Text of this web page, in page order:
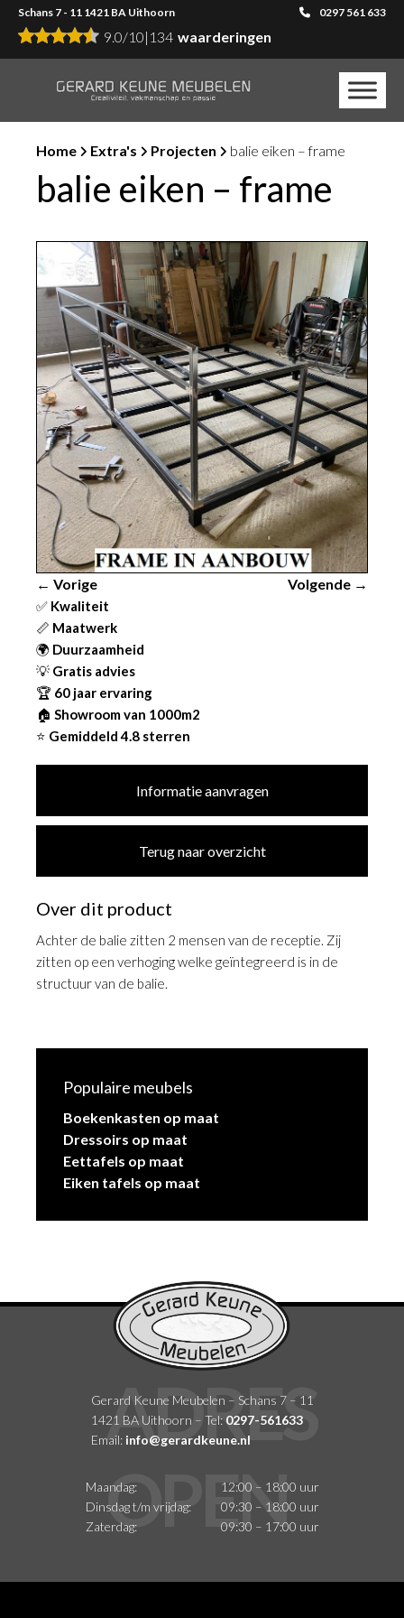
Schans 7 - 11 1421 BA Uithoorn 0297 561 633
9.0/10| 134 waarderingen
Home Extra's Projecten balie eiken – frame
balie eiken – frame
Populaire meubels
Boekenkasten op maat
Dressoirs op maat
Eettafels op maat
Eiken tafels op maat
← Vorige Volgende →
✅ Kwaliteit
📏 Maatwerk
🌍 Duurzaamheid
💡 Gratis advies
🏆 60 jaar ervaring
🏠 Showroom van 1000m2
⭐ Gemiddeld 4.8 sterren
Informatie aanvragen
Terug naar overzicht
Over dit product
Achter de balie zitten 2 mensen van de receptie. Zij
zitten op een verhoging welke geïntegreerd is in de
structuur van de balie.
Gerard Keune Meubelen – Schans 7 – 11
1421 BA Uithoorn – Tel: 0297-561633
Email: info@gerardkeune.nl
Maandag:
12:00 – 18:00 uur
Dinsdag t/m vrijdag:
09:30 – 18:00 uur
Zaterdag:
09:30 – 17:00 uur